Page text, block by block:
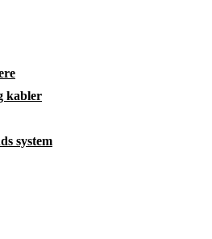
kabler
system